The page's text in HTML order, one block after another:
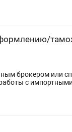
брокером или
с